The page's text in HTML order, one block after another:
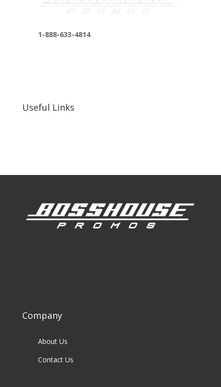
1-888-633-4814
Useful Links
Company
About Us
Contact Us